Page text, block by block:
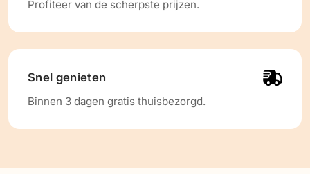
Profiteer van de scherpste prijzen.
Snel genieten
Binnen 3 dagen gratis thuisbezorgd.